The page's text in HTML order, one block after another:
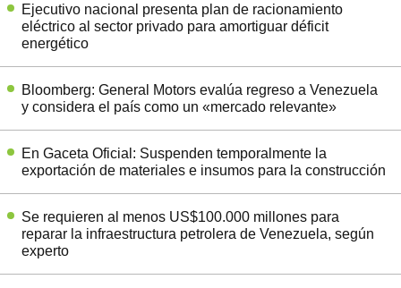
Ejecutivo nacional presenta plan de racionamiento
eléctrico al sector privado para amortiguar déficit
energético
Bloomberg: General Motors evalúa regreso a Venezuela
y considera el país como un «mercado relevante»
En Gaceta Oficial: Suspenden temporalmente la
exportación de materiales e insumos para la construcción
Se requieren al menos US$100.000 millones para
reparar la infraestructura petrolera de Venezuela, según
experto